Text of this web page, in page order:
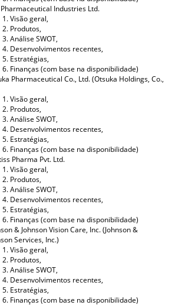
Industries Ltd.
Visão geral,
Produtos,
Análise SWOT,
Desenvolvimentos recentes,
Estratégias,
Finanças (com base na disponibilidade)
Pharmaceutical Co., Ltd. (Otsuka Holdings, Co.,
Visão geral,
Produtos,
Análise SWOT,
Desenvolvimentos recentes,
Estratégias,
Finanças (com base na disponibilidade)
Pharma Pvt. Ltd.
Visão geral,
Produtos,
Análise SWOT,
Desenvolvimentos recentes,
Estratégias,
Finanças (com base na disponibilidade)
& Johnson Vision Care, Inc. (Johnson &
Services, Inc.)
Visão geral,
Produtos,
Análise SWOT,
Desenvolvimentos recentes,
Estratégias,
Finanças (com base na disponibilidade)